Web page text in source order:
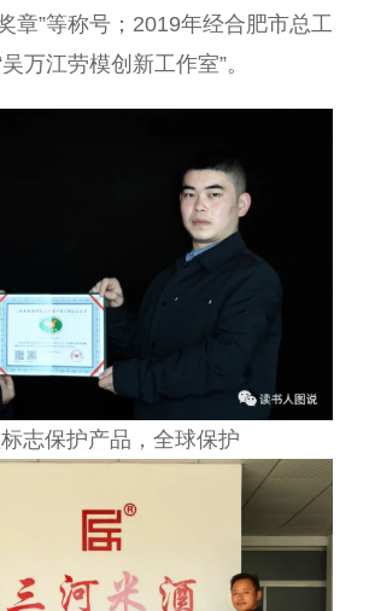
章”等称号；2019年经合肥市总工
万江劳模创新工作室”。
志保护产品，全球保护